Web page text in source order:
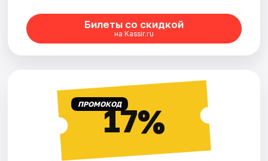
Билеты со скидкой
на Kassir.ru
ПРОМОКОД17%